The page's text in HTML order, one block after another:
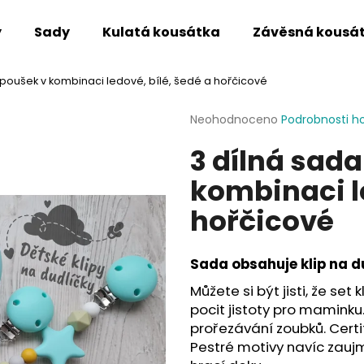
Sady Kulatá kousátka Závěsná
v kombinaci ledové, bílé, šedé a hořčicové
Průměrné
produktu
je
0,0
5
hvězdiček.
Neohodnoceno Podrobnosti
3 dílná
kombinaci
hořčicové
Sada obsahuje klip na
Můžete si být jisti, že set
pocit jistoty pro
prořezávání zoubků.
Pestré motivy navíc
Co potřebujete najít?
HLEDAT
Doporučujeme